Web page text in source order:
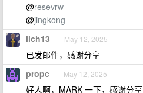
@resevrw
@jingkong
lich13 May 12, 2025
已发邮件，感谢分享
propc May 12, 2025
好人啊，MARK 一下，感谢分